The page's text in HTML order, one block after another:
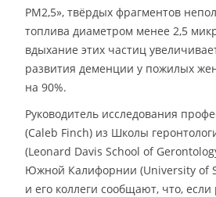
PM2,5», твёрдых фрагментов
топлива диаметром менее 2,5
вдыхание этих частиц
развития деменции у пожилых
на 90%.
Руководитель исследования
(Caleb Finch) из Школы
(Leonard Davis School of
Южной Калифорнии (University of
и его коллеги сообщают, что,